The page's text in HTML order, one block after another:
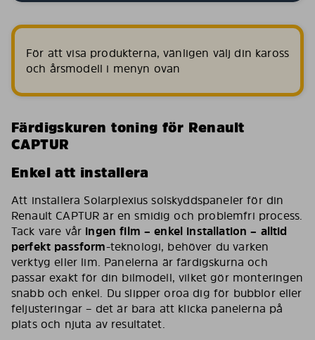
För att visa produkterna, vänligen välj din kaross
och årsmodell i menyn ovan
Färdigskuren toning för Renault
CAPTUR
Enkel att installera
Att installera Solarplexius solskyddspaneler för din
Renault CAPTUR är en smidig och problemfri process.
Tack vare vår ingen film – enkel installation – alltid
perfekt passform-teknologi, behöver du varken
verktyg eller lim. Panelerna är färdigskurna och
passar exakt för din bilmodell, vilket gör monteringen
snabb och enkel. Du slipper oroa dig för bubblor eller
feljusteringar – det är bara att klicka panelerna på
plats och njuta av resultatet.